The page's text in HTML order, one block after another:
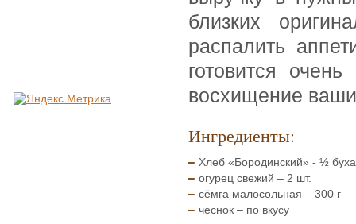
близких
распалить
готовится
восхищение
Ингредиенты:
Хлеб «Бородинский» - ½
огурец свежий – 2 шт.
сёмга малосольная – 300 г
чеснок – по вкусу